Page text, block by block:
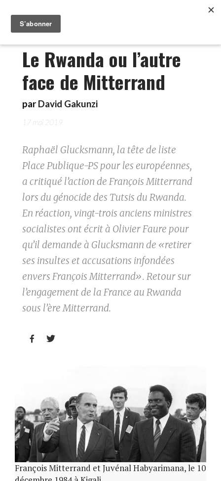
Le Rwanda ou l’autre
face de Mitterrand
par David Gakunzi
17 mai 2019
Raphaël Glucksmann, la tête de liste
Place Publique-PS pour les européennes,
a critiqué l’action de François Mitterrand
lors du génocide des Tutsis du Rwanda.
En réaction, vingt-trois anciens ministres
socialistes ont écrit à Olivier Faure pour
qu’il demande à Glucksmann de «retirer
ses insultes et accusations infondées
envers François Mitterrand». Retour sur
l’engagement de la France au Rwanda
sous l’ère Mitterrand.
 
François Mitterrand et Juvénal Habyarimana, le 10